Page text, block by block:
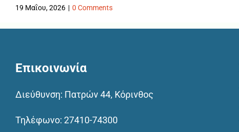
19 Μαΐου, 2026 | 0 Comments
Επικοινωνία
Διεύθυνση: Πατρών 44, Κόρινθος
Τηλέφωνο: 27410-74300